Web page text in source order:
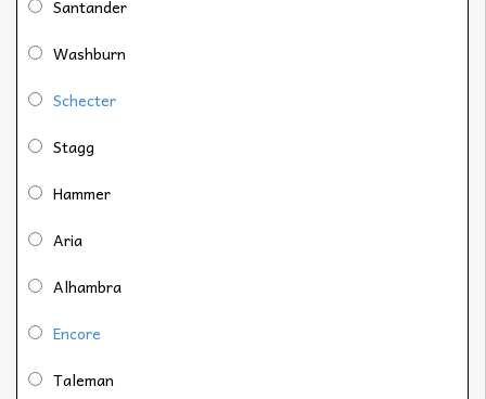
Santander
Washburn
Schecter
Stagg
Hammer
Aria
Alhambra
Encore
Taleman